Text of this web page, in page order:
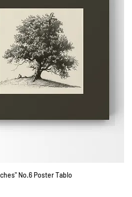
Hızlı Bakış
No.6 Poster Tablo​​​​​​​